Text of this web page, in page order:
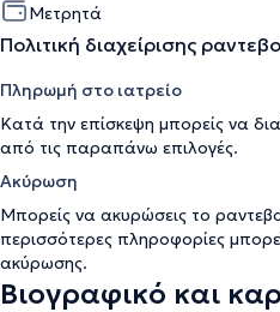
Μετρητά
Πολιτική διαχείρισης
Πληρωμή στο ιατρείο
Κατά την επίσκεψη μπορείς να
από τις παραπάνω επιλογές.
Ακύρωση
Μπορείς να ακυρώσεις το
περισσότερες πληροφορίες
ακύρωσης.
Βιογραφικό και